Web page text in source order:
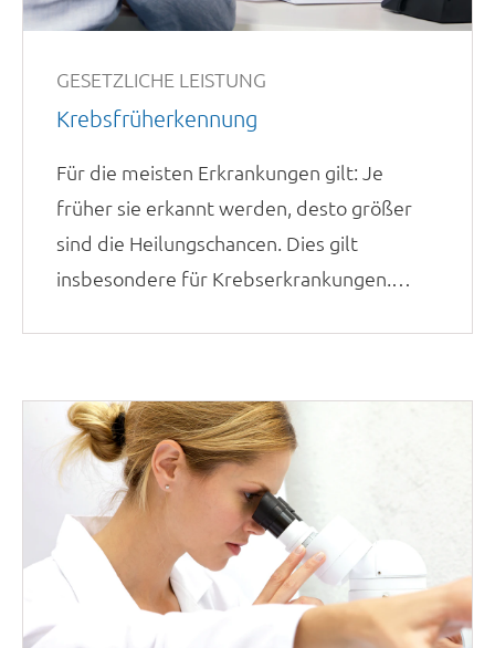
GESETZLICHE LEISTUNG
Krebsfrüherkennung
Für die meisten Erkrankungen gilt: Je
früher sie erkannt werden, desto größer
sind die Heilungschancen. Dies gilt
insbesondere für Krebserkrankungen.